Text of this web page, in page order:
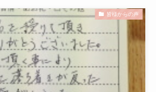
皆様からの声